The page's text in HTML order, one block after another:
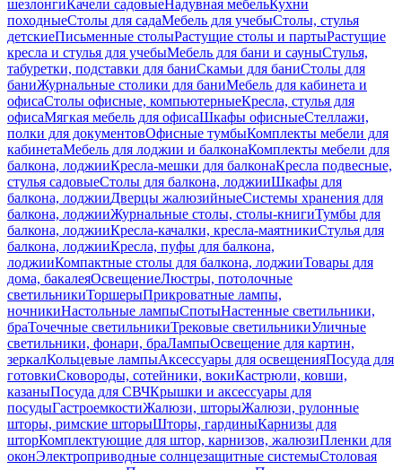
шезлонгиКачели садовыеНадувная мебельКухни
походныеСтолы для садаМебель для учебыСтолы, стулья
детскиеПисьменные столыРастущие столы и партыРастущие
кресла и стулья для учебыМебель для бани и сауныСтулья,
табуретки, подставки для баниСкамьи для баниСтолы для
баниЖурнальные столики для баниМебель для кабинета и
офисаСтолы офисные, компьютерныеКресла, стулья для
офисаМягкая мебель для офисаШкафы офисныеСтеллажи,
полки для документовОфисные тумбыКомплекты мебели для
кабинетаМебель для лоджии и балконаКомплекты мебели для
балкона, лоджииКресла-мешки для балконаКресла подвесные,
стулья садовыеСтолы для балкона, лоджииШкафы для
балкона, лоджииДверцы жалюзийныеСистемы хранения для
балкона, лоджииЖурнальные столы, столы-книгиТумбы для
балкона, лоджииКресла-качалки, кресла-маятникиСтулья для
балкона, лоджииКресла, пуфы для балкона,
лоджииКомпактные столы для балкона, лоджииТовары для
дома, бакалеяОсвещениеЛюстры, потолочные
светильникиТоршерыПрикроватные лампы,
ночникиНастольные лампыСпотыНастенные светильники,
браТочечные светильникиТрековые светильникиУличные
светильники, фонари, браЛампыОсвещение для картин,
зеркалКольцевые лампыАксессуары для освещенияПосуда для
готовкиСковороды, сотейники, вокиКастрюли, ковши,
казаныПосуда для СВЧКрышки и аксессуары для
посудыГастроемкостиЖалюзи, шторыЖалюзи, рулонные
шторы, римские шторыШторы, гардиныКарнизы для
шторКомплектующие для штор, карнизов, жалюзиПленки для
оконЭлектроприводные солнцезащитные системыСтоловая